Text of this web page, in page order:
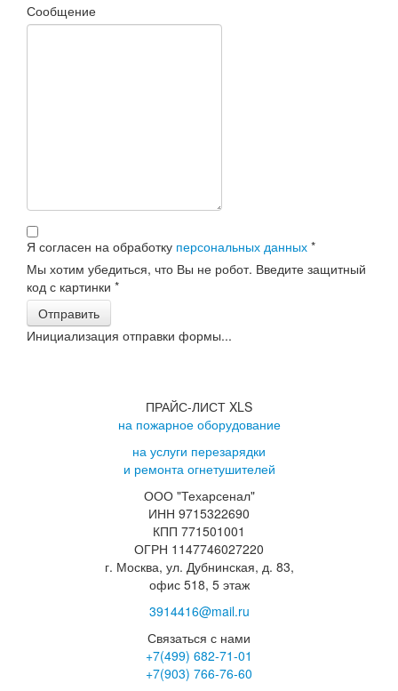
Сообщение
Я согласен на обработку персональных данных *
Мы хотим убедиться, что Вы не робот. Введите защитный
код с картинки *
Отправить
Инициализация отправки формы...
ПРАЙС-ЛИСТ XLS
на пожарное оборудование
на услуги перезарядки
и ремонта огнетушителей
ООО "Техарсенал"
ИНН 9715322690
КПП 771501001
ОГРН 1147746027220
г. Москва, ул. Дубнинская, д. 83,
офис 518, 5 этаж
3914416@mail.ru
Связаться с нами
+7(499) 682-71-01
+7(903) 766-76-60